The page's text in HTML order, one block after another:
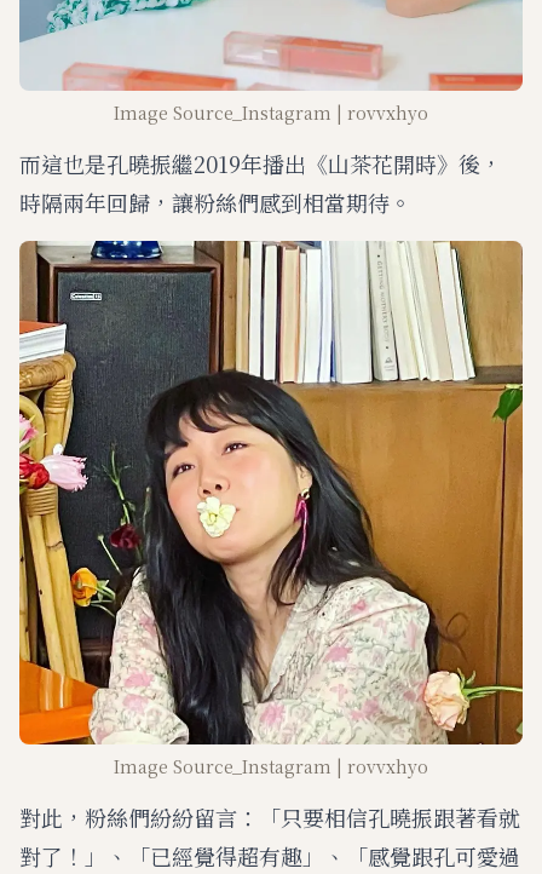
Image Source_Instagram | rovvxhyo
而這也是孔曉振繼2019年播出《山茶花開時》後，
時隔兩年回歸，讓粉絲們感到相當期待。
Image Source_Instagram | rovvxhyo
對此，粉絲們紛紛留言：「只要相信孔曉振跟著看就
對了！」、「已經覺得超有趣」、「感覺跟孔可愛過